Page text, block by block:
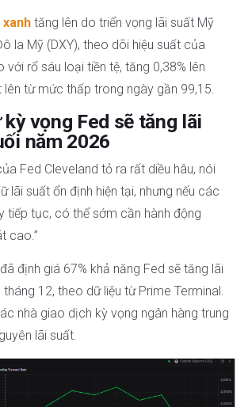
tăng lên do triển vọng lãi suất Mỹ
la Mỹ (DXY), theo dõi hiệu suất của
với rổ sáu loại tiền tệ, tăng 0,38% lên
lên từ mức thấp trong ngày gần 99,15.
vọng Fed sẽ tăng lãi
năm 2026
Fed Cleveland tỏ ra rất diều hâu, nói
lãi suất ổn định hiện tại, nhưng nếu các
tiếp tục, có thể sớm cần hành động
cao.”
định giá 67% khả năng Fed sẽ tăng lãi
12, theo dữ liệu từ Prime Terminal.
nhà giao dịch kỳ vọng ngân hàng trung
lãi suất.